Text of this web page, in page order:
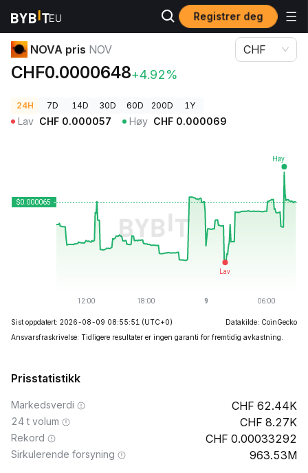
Registrer deg
Kryptopriser
NOVA pris NOV
CHF0.0000648+4.92%
CHF
24H 7D 14D 30D 60D 200D 1Y
Lav CHF 0.000057 Høy CHF 0.000069
Sist oppdatert: 2026-08-09 08:55:51 (UTC+0)
Datakilde: CoinGecko
Ansvarsfraskrivelse: Tidligere resultater er ingen garanti for fremtidig avkastning.
Prisstatistikk
Markedsverdi 62.44K
24 t volum 8.27K
Rekord 0.00033292
Sirkulerende forsyning 963.53M